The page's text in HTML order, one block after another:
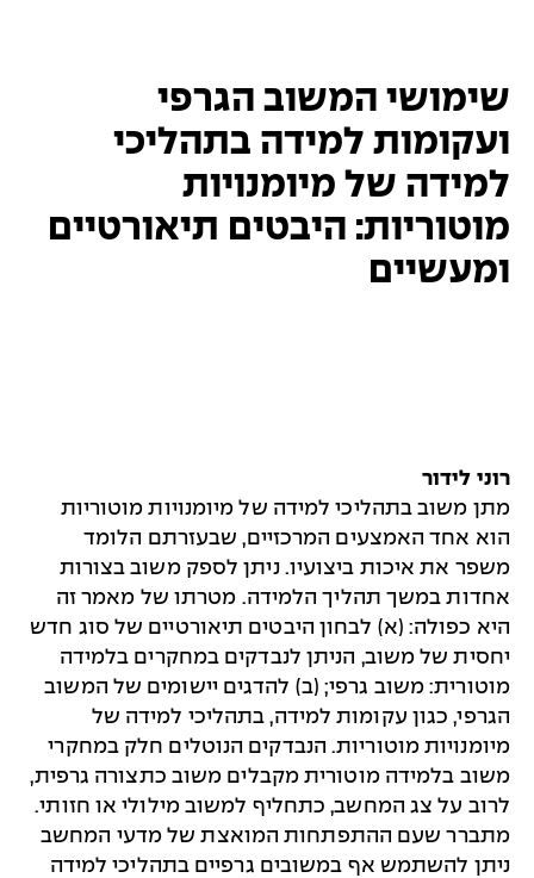
שימושי המשוב הגרפי
ועקומות למידה בתהליכי
למידה של מיומנויות
מוטוריות: היבטים תיאורטיים
ומעשיים
רוני לידור
מתן משוב בתהליכי למידה של מיומנויות מוטוריות
הוא אחד האמצעים המרכזיים, שבעזרתם הלומד
משפר את איכות ביצועיו. ניתן לספק משוב בצורות
אחדות במשך תהליך הלמידה. מטרתו של מאמר זה
היא כפולה: (א) לבחון היבטים תיאורטיים של סוג חדש
יחסית של משוב, הניתן לנבדקים במחקרים בלמידה
מוטורית: משוב גרפי; (ב) להדגים יישומים של המשוב
הגרפי, כגון עקומות למידה, בתהליכי למידה של
מיומנויות מוטוריות. הנבדקים הנוטלים חלק במחקרי
משוב בלמידה מוטורית מקבלים משוב כתצורה גרפית,
לרוב על צג המחשב, כתחליף למשוב מילולי או חזותי.
מתברר שעם ההתפתחות המואצת של מדעי המחשב
ניתן להשתמש אף במשובים גרפיים בתהליכי למידה